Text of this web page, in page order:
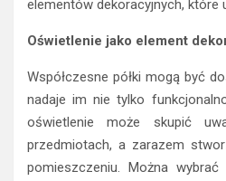
elementów dekoracyjnych, które
Oświetlenie jako element
Współczesne półki mogą być
nadaje im nie tylko
oświetlenie może skupić
przedmiotach, a zarazem
pomieszczeniu. Można wybrać